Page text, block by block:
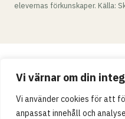
Vi värnar om din
Vi använder cookies för att
anpassat innehåll och
elevernas förkunskaper. Källa:
559183-3313 · S-